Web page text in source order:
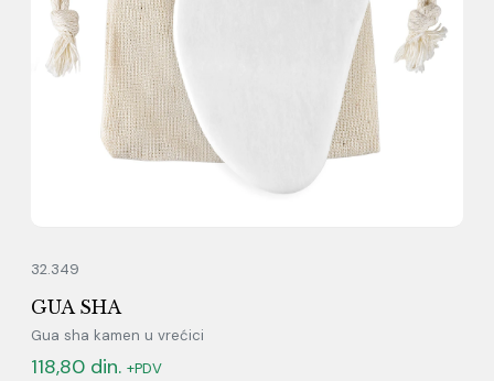
32.349
GUA SHA
Gua sha kamen u vrećici
118,80 din. +PDV